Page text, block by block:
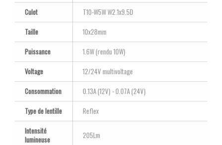
Culot
T10-W5W W2.1x9.5D
Taille
10x28mm
Puissance
1.6W (rendu 10W)
Voltage
12/24V multivoltage
Consommation
0.13A (12V) - 0.07A (24V)
Type de lentille
Reflex
Intensité
lumineuse
205Lm